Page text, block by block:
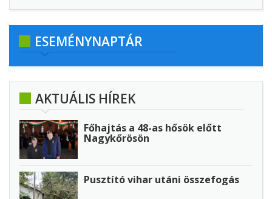
ESEMÉNYNAPTÁR
AKTUÁLIS HÍREK
Főhajtás a 48-as hősök előtt
Nagykőrösön
Pusztító vihar utáni összefogás